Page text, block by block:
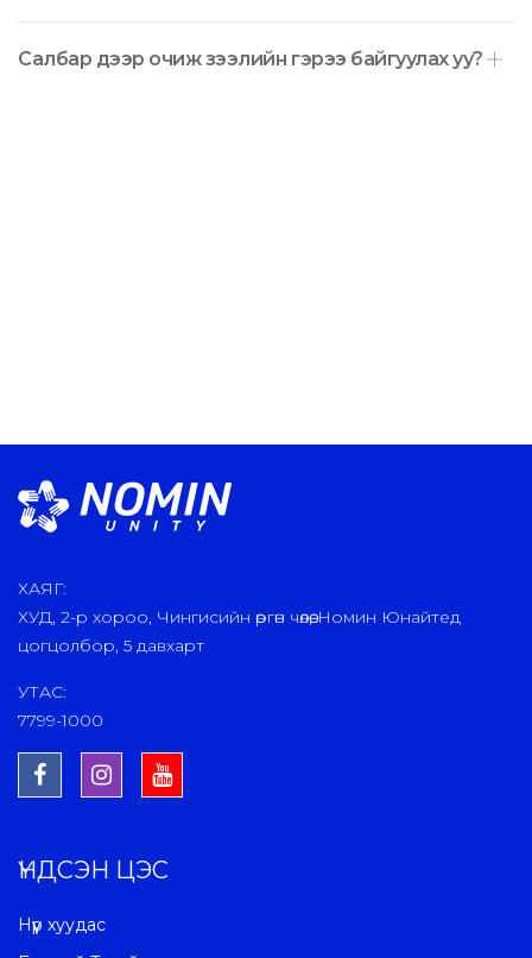
Салбар дээр очиж зээлийн гэрээ байгуулах уу?
ХАЯГ:
ХУД, 2-р хороо, Чингисийн өргөн чөлөө, Номин Юнайтед
цогцолбор, 5 давхарт
УТАС:
7799-1000
ҮНДСЭН ЦЭС
Нүүр хуудас